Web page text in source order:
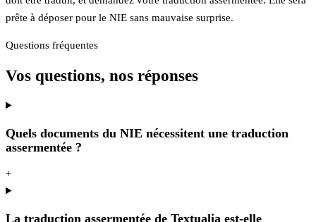
prête à déposer pour le NIE sans mauvaise surprise.
Questions fréquentes
Vos questions, nos réponses
Quels documents du NIE nécessitent une traduction
assermentée ?
+
La traduction assermentée de Textualia est-elle